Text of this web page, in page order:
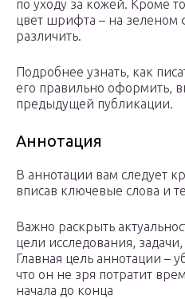
по уходу за кожей. Кроме
цвет шрифта – на зеленом
различить.
Подробнее узнать, как
его правильно оформить,
предыдущей публикации.
Аннотация
В аннотации вам следует
вписав ключевые слова и
Важно раскрыть
цели исследования,
Главная цель аннотации –
что он не зря потратит
начала до конца